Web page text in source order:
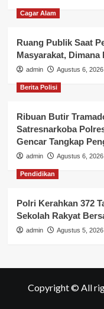
Cagar Alam
Ruang Publik Saat
Masyarakat,
admin Agustus 6, 2026
Berita Polisi
Ribuan Butir
Satresnarkoba
Gencar Tangkap
admin Agustus 6, 2026
Pendidikan
Polri Kerahkan 372
Sekolah Rakyat
admin Agustus 5, 2026
Copyright © All